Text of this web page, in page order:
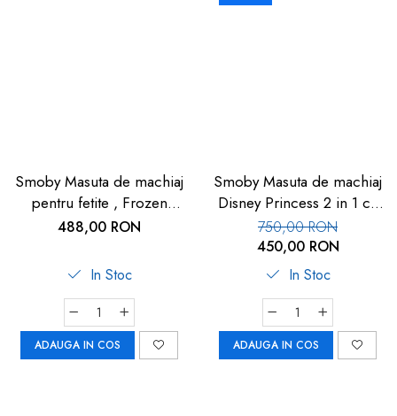
Smoby Masuta de machiaj
pentru fetite , Frozen
Hairdresser 2 in 1
488,00 RON
In Stoc
ADAUGA IN COS
Smoby Masuta de machiaj
Disney Princess 2 in 1 cu
accesorii
750,00 RON
450,00 RON
In Stoc
ADAUGA IN COS